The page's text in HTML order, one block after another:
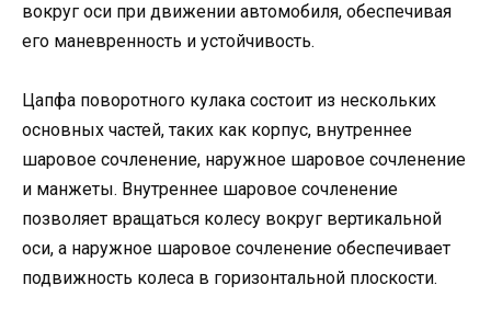
вокруг оси при движении автомобиля, обеспечивая
его маневренность и устойчивость.
Цапфа поворотного кулака состоит из нескольких
основных частей, таких как корпус, внутреннее
шаровое сочленение, наружное шаровое сочленение
и манжеты. Внутреннее шаровое сочленение
позволяет вращаться колесу вокруг вертикальной
оси, а наружное шаровое сочленение обеспечивает
подвижность колеса в горизонтальной плоскости.